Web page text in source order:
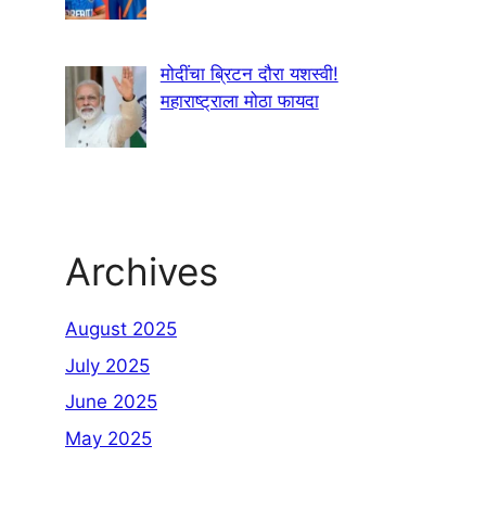
मोदींचा ब्रिटन दौरा यशस्वी!
महाराष्ट्राला मोठा फायदा
Archives
August 2025
July 2025
June 2025
May 2025